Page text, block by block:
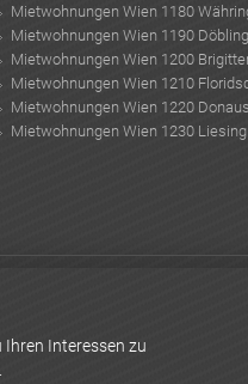
Mietwohnungen Wien 1180
Mietwohnungen Wien 1190 Döbling
Mietwohnungen Wien 1200
Mietwohnungen Wien 1210
Mietwohnungen Wien 1220
Mietwohnungen Wien 1230 Liesing
Interessen zu